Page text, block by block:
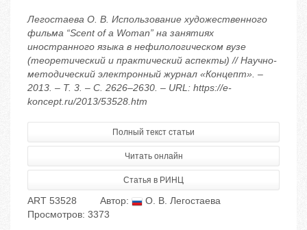
Легостаева О. В. Использование художественного
фильма “Scent of a Woman” на занятиях
иностранного языка в нефилологическом вузе
(теоретический и практический аспекты) // Научно-
методический электронный журнал «Концепт». –
2013. – Т. 3. – С. 2626–2630. – URL: https://e-
koncept.ru/2013/53528.htm
Полный текст статьи
Читать онлайн
Статья в РИНЦ
ART 53528 Автор:
О. В. Легостаева
Просмотров: 3373